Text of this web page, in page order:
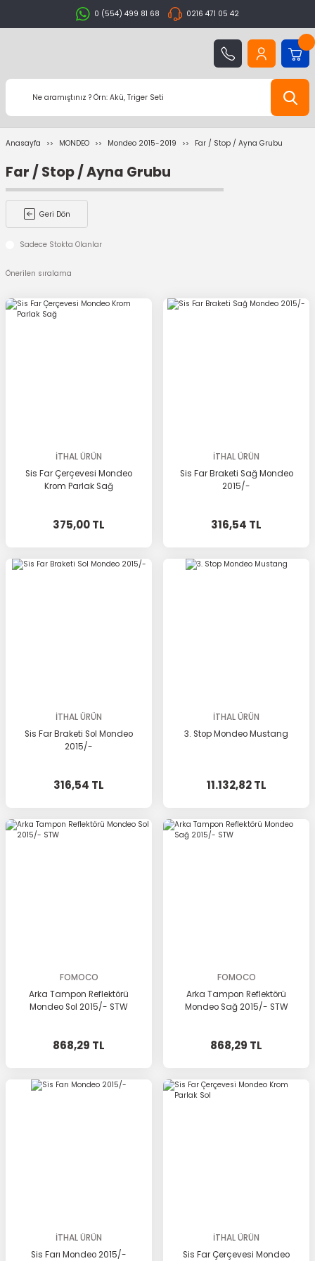
0 (554) 499 81 68 0216 471 05 42
Anasayfa MONDEO Mondeo 2015-2019 Far / Stop / Ayna Grubu
Far / Stop / Ayna Grubu
Geri Dön
Sadece Stokta Olanlar
İTHAL ÜRÜN
Sis Far Çerçevesi Mondeo
Krom Parlak Sağ
375,00 TL
İTHAL ÜRÜN
Sis Far Braketi Sağ Mondeo
2015/-
316,54 TL
İTHAL ÜRÜN
Sis Far Braketi Sol Mondeo
2015/-
316,54 TL
İTHAL ÜRÜN
3. Stop Mondeo Mustang
11.132,82 TL
FOMOCO
Arka Tampon Reflektörü
Mondeo Sol 2015/- STW
868,29 TL
FOMOCO
Arka Tampon Reflektörü
Mondeo Sağ 2015/- STW
868,29 TL
İTHAL ÜRÜN
Sis Farı Mondeo 2015/-
İTHAL ÜRÜN
Sis Far Çerçevesi Mondeo